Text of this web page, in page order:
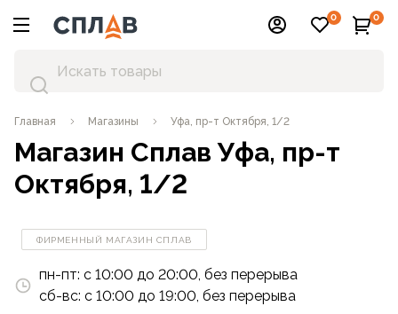
0 0
Главная Магазины Уфа, пр-т Октября, 1/2
Магазин Сплав Уфа, пр-т
Октября, 1/2
ФИРМЕННЫЙ МАГАЗИН СПЛАВ
пн-пт: с 10:00 до 20:00, без перерыва
сб-вс: с 10:00 до 19:00, без перерыва